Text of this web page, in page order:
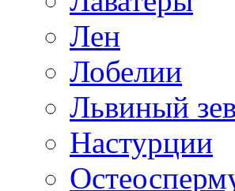
Лен
Лобелии
Львиный зев
Настурции